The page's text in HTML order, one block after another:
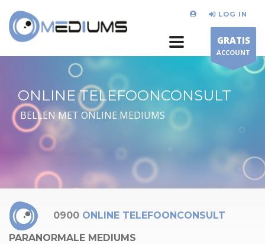
LOG IN
GRATIS
ACCOUNT
ONLINE TELEFOONCONSULT
BELLEN MET ONLINE MEDIUMS
0900 ONLINE TELEFOONCONSULT
PARANORMALE MEDIUMS